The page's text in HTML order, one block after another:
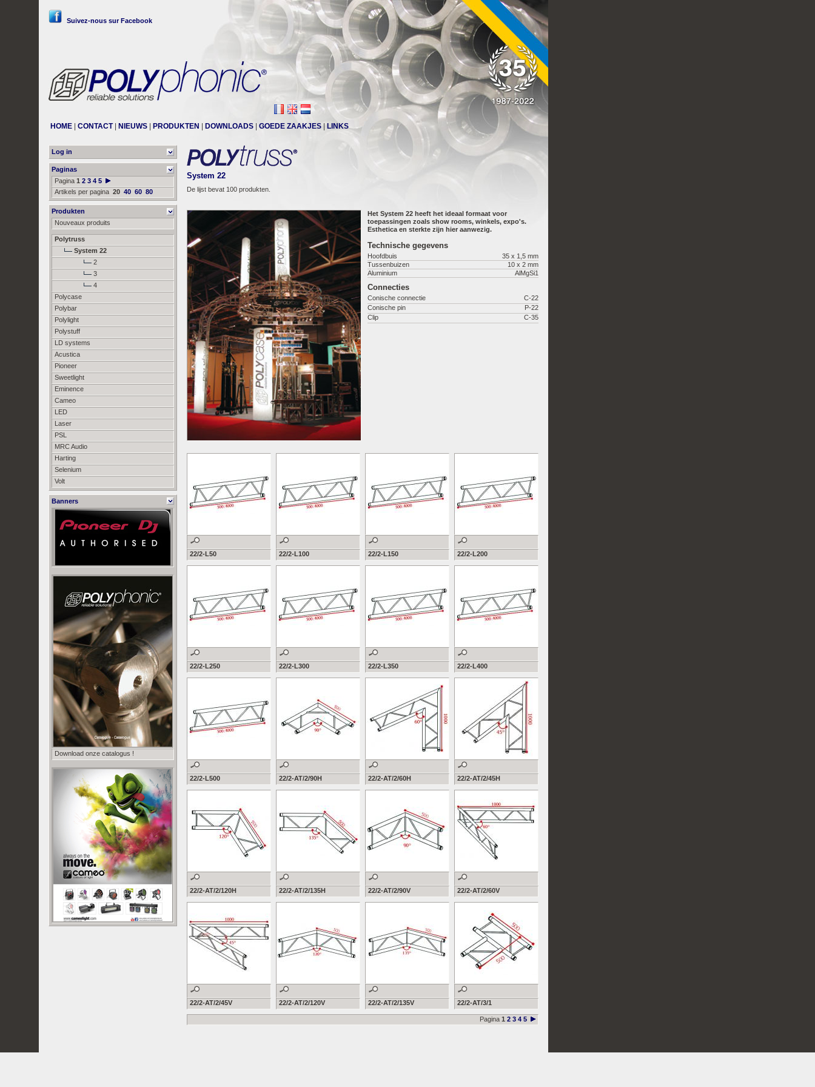
Suivez-nous sur Facebook
HOME CONTACT| NIEUWS PRODUKTEN DOWNLOADS GOEDE ZAAKJES LINKS
Log in
Paginas
Pagina 1 2 3 4 5
Artikels per pagina 20 40 60 80
Produkten
Nouveaux produits
Polytruss
System 22
2
3
4
Polycase
Polybar
Polylight
Polystuff
LD systems
Acustica
Pioneer
Sweetlight
Eminence
Cameo
LED
Laser
PSL
MRC Audio
Harting
Selenium
Volt
Banners
Download onze catalogus !
System 22
De lijst bevat 100 produkten.
Het System 22 heeft het ideaal formaat voor
toepassingen zoals show rooms, winkels, expo's.
Esthetica en sterkte zijn hier aanwezig.
Technische gegevens
Hoofdbuis
35 x 1,5 mm
Tussenbuizen
10 x 2 mm
Aluminium
AlMgSi1
Connecties
Conische connectie
C-22
Conische pin
P-22
Clip
C-35
22/2-L50 22/2-L100 22/2-L150 22/2-L200
22/2-L250 22/2-L300 22/2-L350 22/2-L400
22/2-L500 22/2-AT/2/90H 22/2-AT/2/60H 22/2-AT/2/45H
22/2-AT/2/120H 22/2-AT/2/135H 22/2-AT/2/90V 22/2-AT/2/60V
22/2-AT/2/45V 22/2-AT/2/120V 22/2-AT/2/135V 22/2-AT/3/1
Pagina 1 2 3 4 5